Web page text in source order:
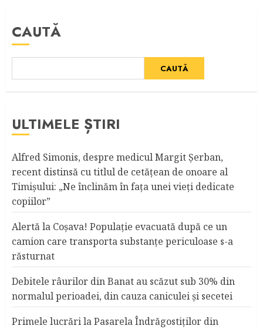
CAUTĂ
CAUTĂ
ULTIMELE ȘTIRI
Alfred Simonis, despre medicul Margit Şerban,
recent distinsă cu titlul de cetățean de onoare al
Timişului: „Ne înclinăm în fața unei vieți dedicate
copiilor”
Alertă la Coşava! Populaţie evacuată după ce un
camion care transporta substanţe periculoase s-a
răsturnat
Debitele râurilor din Banat au scăzut sub 30% din
normalul perioadei, din cauza caniculei şi secetei
Primele lucrări la Pasarela Îndrăgostiţilor din